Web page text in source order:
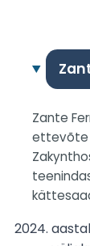
Zante
ettevõte